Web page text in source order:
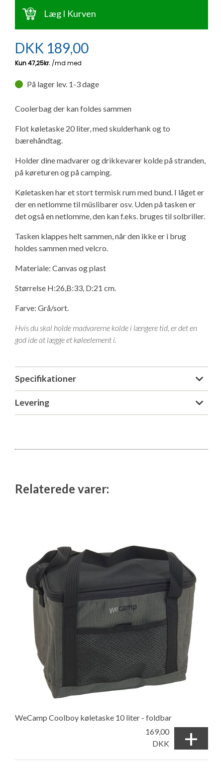
Ny campingvogn - godt at vide
Finansiering af campingvogn
Forsikring af campingvogn
Brugte telte og udstyr
Isabella fortelte
Isabella Lufttelte
Isabella weekend- og vinterfortelte
Isabella fortelte til specialvogne
Isabella Opstillingsvejledninger
Gas-komfort i din campingvogn
E-trailer kontrol- og sikkerhedsapp
3 spændende ideer til campingvognen
GPS tracker til autocamper og campingvogn
GRØN Virksomhed
Tuxer måleskemaer
Klagemuligheder
Konkurrenceregler
Handelsbetingelser - webshop
Cookie & Privatlivspolitik
Persondata
GPDR - Optagelse af foto og video
GPDR - KG Camping Kundeklub
Læg I Kurven
DKK 189,00
På lager lev. 1-3 dage
Coolerbag der kan foldes sammen
Flot køletaske 20 liter, med skulderhank og to
bærehåndtag.
Holder dine madvarer og drikkevarer kolde på stranden,
på køreturen og på camping.
Køletasken har et stort termisk rum med bund. I låget er
der en netlomme til müslibarer osv. Uden på tasken er
det også en netlomme, den kan f.eks. bruges til solbriller.
Tasken klappes helt sammen, når den ikke er i brug
holdes sammen med velcro.
Materiale: Canvas og plast
Størrelse H:26,B:33, D:21 cm.
Farve: Grå/sort.
Hvis du skal holde madvarerne kolde i længere tid, er det en
god ide at lægge et køleelement i.
Specifikationer
Levering
Relaterede varer:
WeCamp Coolboy køletaske 10 liter - foldbar
169,00
DKK
+